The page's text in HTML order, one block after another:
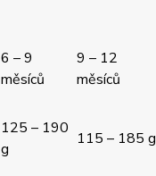
6 – 9
měsíců
9 – 12
měsíců
125 – 190
g
115 – 185 g